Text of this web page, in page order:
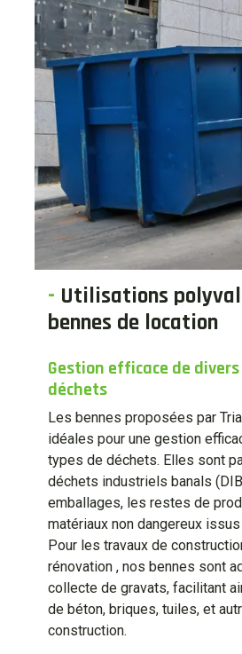
- Utilisations
bennes de location
Gestion efficace de
déchets
Les bennes proposées par
idéales pour une gestion
types de déchets. Elles sont
déchets industriels banals
emballages, les restes de
matériaux non dangereux
Pour les travaux de
rénovation , nos bennes sont
collecte de gravats, facilitant
de béton, briques, tuiles, et
construction.